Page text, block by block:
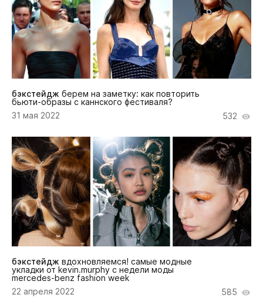
бэкстейдж берем на заметку: как повторить
бьюти-образы с каннского фестиваля?
31 мая 2022
532
бэкстейдж вдохновляемся! самые модные
укладки от kevin.murphy с недели моды
mercedes-benz fashion week
22 апреля 2022
585